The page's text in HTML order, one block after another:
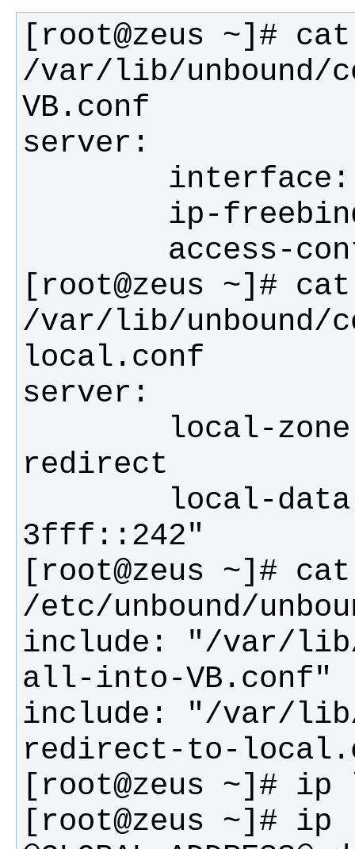
[root@zeus ~]# cat
/var/lib/
[root@zeus ~]# cat
/var/lib/unbound/
[root@zeus ~]# cat
include: "/var/lib/
include: "/var/lib/
[root@zeus ~]# ip